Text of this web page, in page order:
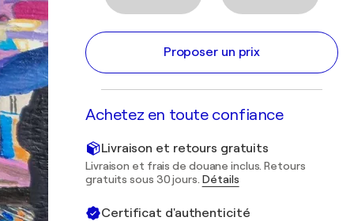
Proposer un prix
Achetez en toute confiance
Livraison et retours gratuits
Livraison et frais de douane inclus. Retours
gratuits sous 30 jours. Détails
Certificat d'authenticité